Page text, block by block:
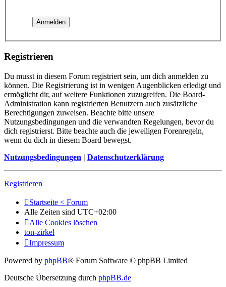
Registrieren
Du musst in diesem Forum registriert sein, um dich anmelden zu
können. Die Registrierung ist in wenigen Augenblicken erledigt und
ermöglicht dir, auf weitere Funktionen zuzugreifen. Die Board-
Administration kann registrierten Benutzern auch zusätzliche
Berechtigungen zuweisen. Beachte bitte unsere
Nutzungsbedingungen und die verwandten Regelungen, bevor du
dich registrierst. Bitte beachte auch die jeweiligen Forenregeln,
wenn du dich in diesem Board bewegst.
Nutzungsbedingungen | Datenschutzerklärung
Registrieren
Startseite < Forum
Alle Zeiten sind UTC+02:00
Alle Cookies löschen
ton-zirkel
Impressum
Powered by phpBB® Forum Software © phpBB Limited
Deutsche Übersetzung durch phpBB.de